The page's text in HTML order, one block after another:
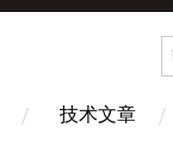
技术文章